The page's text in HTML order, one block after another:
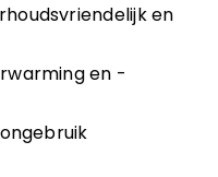
en
en -